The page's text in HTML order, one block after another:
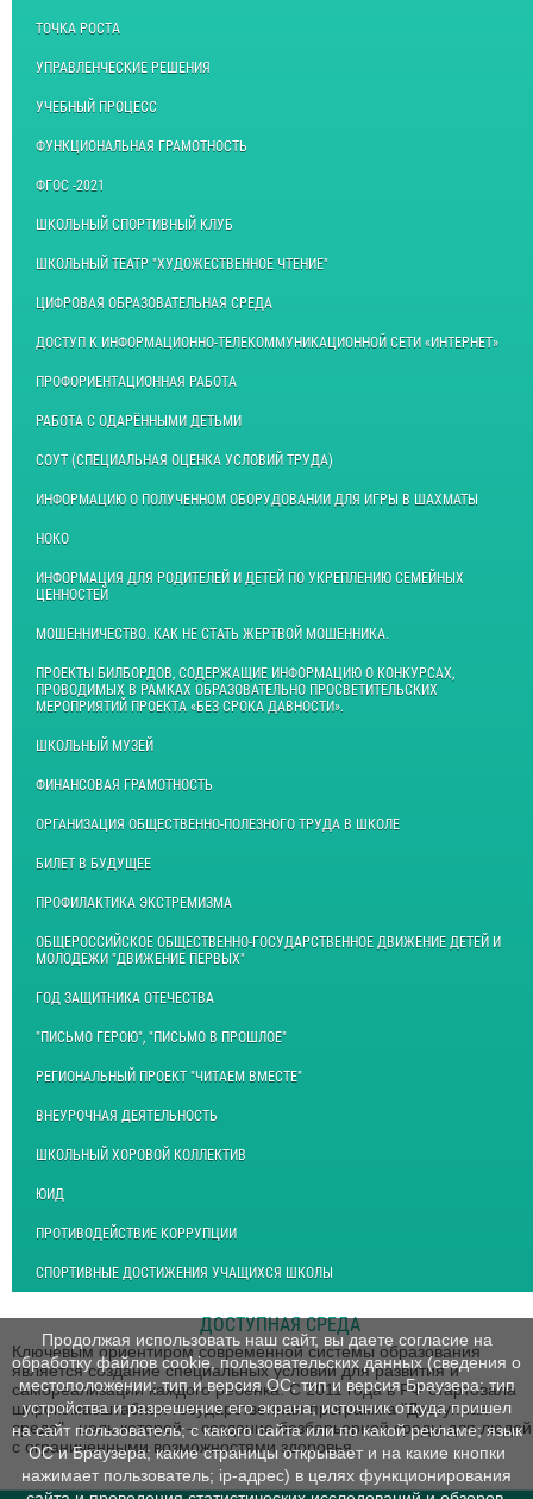
ТОЧКА РОСТА
УПРАВЛЕНЧЕСКИЕ РЕШЕНИЯ
УЧЕБНЫЙ ПРОЦЕСС
ФУНКЦИОНАЛЬНАЯ ГРАМОТНОСТЬ
ФГОС -2021
ШКОЛЬНЫЙ СПОРТИВНЫЙ КЛУБ
ШКОЛЬНЫЙ ТЕАТР "ХУДОЖЕСТВЕННОЕ ЧТЕНИЕ"
ЦИФРОВАЯ ОБРАЗОВАТЕЛЬНАЯ СРЕДА
ДОСТУП К ИНФОРМАЦИОННО-ТЕЛЕКОММУНИКАЦИОННОЙ СЕТИ «ИНТЕРНЕТ»
ПРОФОРИЕНТАЦИОННАЯ РАБОТА
РАБОТА С ОДАРЁННЫМИ ДЕТЬМИ
СОУТ (СПЕЦИАЛЬНАЯ ОЦЕНКА УСЛОВИЙ ТРУДА)
ИНФОРМАЦИЮ О ПОЛУЧЕННОМ ОБОРУДОВАНИИ ДЛЯ ИГРЫ В ШАХМАТЫ
НОКО
ИНФОРМАЦИЯ ДЛЯ РОДИТЕЛЕЙ И ДЕТЕЙ ПО УКРЕПЛЕНИЮ СЕМЕЙНЫХ
ЦЕННОСТЕЙ
МОШЕННИЧЕСТВО. КАК НЕ СТАТЬ ЖЕРТВОЙ МОШЕННИКА.
ПРОЕКТЫ БИЛБОРДОВ, СОДЕРЖАЩИЕ ИНФОРМАЦИЮ О КОНКУРСАХ,
ПРОВОДИМЫХ В РАМКАХ ОБРАЗОВАТЕЛЬНО ПРОСВЕТИТЕЛЬСКИХ
МЕРОПРИЯТИЙ ПРОЕКТА «БЕЗ СРОКА ДАВНОСТИ».
ШКОЛЬНЫЙ МУЗЕЙ
ФИНАНСОВАЯ ГРАМОТНОСТЬ
ОРГАНИЗАЦИЯ ОБЩЕСТВЕННО-ПОЛЕЗНОГО ТРУДА В ШКОЛЕ
БИЛЕТ В БУДУЩЕЕ
ПРОФИЛАКТИКА ЭКСТРЕМИЗМА
ОБЩЕРОССИЙСКОЕ ОБЩЕСТВЕННО-ГОСУДАРСТВЕННОЕ ДВИЖЕНИЕ ДЕТЕЙ И
МОЛОДЕЖИ "ДВИЖЕНИЕ ПЕРВЫХ"
ГОД ЗАЩИТНИКА ОТЕЧЕСТВА
"ПИСЬМО ГЕРОЮ", "ПИСЬМО В ПРОШЛОЕ"
РЕГИОНАЛЬНЫЙ ПРОЕКТ "ЧИТАЕМ ВМЕСТЕ"
ВНЕУРОЧНАЯ ДЕЯТЕЛЬНОСТЬ
ШКОЛЬНЫЙ ХОРОВОЙ КОЛЛЕКТИВ
ЮИД
ПРОТИВОДЕЙСТВИЕ КОРРУПЦИИ
СПОРТИВНЫЕ ДОСТИЖЕНИЯ УЧАЩИХСЯ ШКОЛЫ
ДОСТУПНАЯ СРЕДА
Ключевым ориентиром современной системы образования
является создание специальных условий для развития и
самореализации каждого ребенка. С 2011 года в РФ стартовала
широкомасштабная государственная программа "Доступная
среда", цель которой – создание безбарьерной среды для людей
с ограниченными возможностями здоровья.
Продолжая использовать наш сайт, вы даете согласие на
обработку файлов cookie, пользовательских данных (сведения о
местоположении; тип и версия ОС; тип и версия Браузера; тип
устройства и разрешение его экрана; источник откуда пришел
на сайт пользователь; с какого сайта или по какой рекламе; язык
ОС и Браузера; какие страницы открывает и на какие кнопки
нажимает пользователь; ip-адрес) в целях функционирования